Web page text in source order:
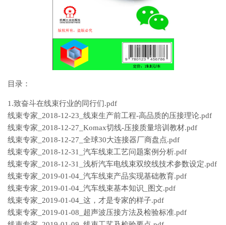
目录：
1.致奋斗在线束行业的同行们.pdf
线束专家_2018-12-23_线束生产前工程-高品质的压接理论.pdf
线束专家_2018-12-27_Komax切线-压接质量培训教材.pdf
线束专家_2018-12-27_全球30大连接器厂商盘点.pdf
线束专家_2018-12-31_汽车线束工艺问题案例分析.pdf
线束专家_2018-12-31_浅析汽车电线束双绞线技术参数设定.pdf
线束专家_2019-01-04_汽车线束产品实现基础教育.pdf
线束专家_2019-01-04_汽车线束基本知识_图文.pdf
线束专家_2019-01-04_这，才是专家的样子.pdf
线束专家_2019-01-08_超声波压接方法及检验标准.pdf